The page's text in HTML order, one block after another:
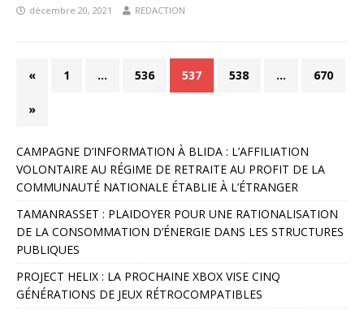
décembre 20, 2021 REDACTION
« 1 … 536 537 538 … 670
»
CAMPAGNE D’INFORMATION À BLIDA : L’AFFILIATION
VOLONTAIRE AU RÉGIME DE RETRAITE AU PROFIT DE LA
COMMUNAUTÉ NATIONALE ÉTABLIE À L’ÉTRANGER
TAMANRASSET : PLAIDOYER POUR UNE RATIONALISATION
DE LA CONSOMMATION D’ÉNERGIE DANS LES STRUCTURES
PUBLIQUES
PROJECT HELIX : LA PROCHAINE XBOX VISE CINQ
GÉNÉRATIONS DE JEUX RÉTROCOMPATIBLES